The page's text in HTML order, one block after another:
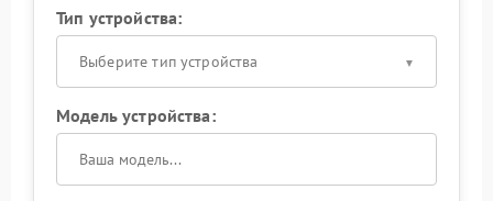
Тип устройства:
Выберите тип устройства
Модель устройства: